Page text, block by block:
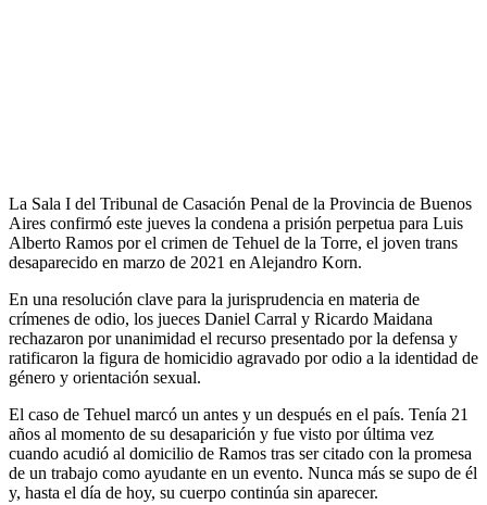
La Sala I del Tribunal de Casación Penal de la Provincia de Buenos
Aires confirmó este jueves la condena a prisión perpetua para Luis
Alberto Ramos por el crimen de Tehuel de la Torre, el joven trans
desaparecido en marzo de 2021 en Alejandro Korn.
En una resolución clave para la jurisprudencia en materia de
crímenes de odio, los jueces Daniel Carral y Ricardo Maidana
rechazaron por unanimidad el recurso presentado por la defensa y
ratificaron la figura de homicidio agravado por odio a la identidad de
género y orientación sexual.
El caso de Tehuel marcó un antes y un después en el país. Tenía 21
años al momento de su desaparición y fue visto por última vez
cuando acudió al domicilio de Ramos tras ser citado con la promesa
de un trabajo como ayudante en un evento. Nunca más se supo de él
y, hasta el día de hoy, su cuerpo continúa sin aparecer.